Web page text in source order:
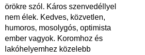
örökre szól. Káros szenvedéllyel
nem élek. Kedves, közvetlen,
humoros, mosolygós, optimista
ember vagyok. Koromhoz és
lakóhelyemhez közelebb